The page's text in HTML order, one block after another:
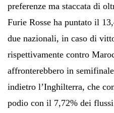
preferenze ma staccata di
Furie Rosse ha puntato il
due nazionali, in caso di
rispettivamente contro
affronterebbero in
indietro l’Inghilterra, che
podio con il 7,72% dei